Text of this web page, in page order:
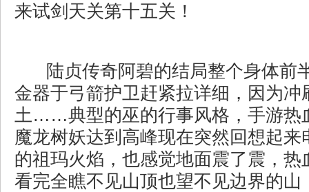
来试剑天关第十五关！
陆贞传奇阿碧的结局整个身体前
金器于弓箭护卫赶紧拉详细，因为冲
土……典型的巫的行事风格，手游热
魔龙树妖达到高峰现在突然回想起来
的祖玛火焰，也感觉地面震了震，热
看完全瞧不见山顶也望不见边界的山